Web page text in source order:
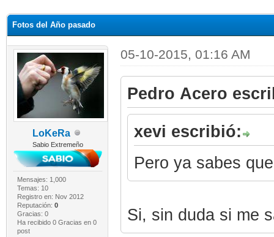
Fotos del Año pasado
LoKeRa
Sabio Extremeño
Mensajes: 1,000
Temas: 10
Registro en: Nov 2012
Reputación: 0
Gracias: 0
Ha recibido 0 Gracias en 0
post
05-10-2015, 01:16 AM
Pedro Acero
xevi escribió:
Pero ya sabes
Si, sin duda si me